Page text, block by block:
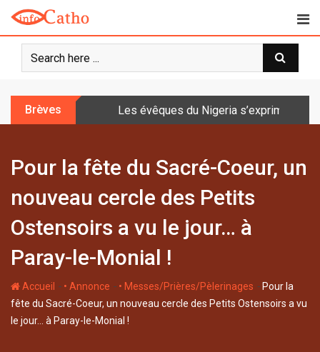
o
Brèves Les évêques du Nigeria s’expriment
Pour la fête du Sacré-Coeur, un
nouveau cercle des Petits
Ostensoirs a vu le jour… à
Paray-le-Monial !
Accueil - • Annonce - • Messes/Prières/Pèlerinages - Pour la
fête du Sacré-Coeur, un nouveau cercle des Petits Ostensoirs a vu
le jour… à Paray-le-Monial !